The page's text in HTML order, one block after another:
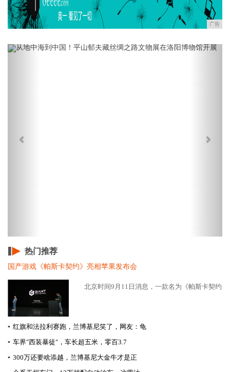
广告
Previous Next
热门推荐
国产游戏《帕斯卡契约》亮相苹果发布会
北京时间9月11日消息，一款名为《帕斯卡契约》
▪ 红旗和法拉利赛跑，兰博基尼笑了，网友：龟
▪ 车界"西装暴徒"，车长超五米，零百3.7
▪ 300万还要啥添越，兰博基尼大金牛才是正